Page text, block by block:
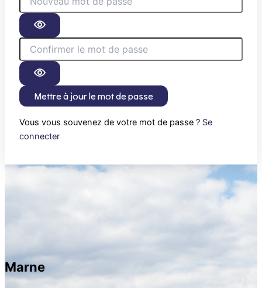
Mettre à jour le mot de passe
Vous vous souvenez de votre mot de passe ? Se
connecter
Marne